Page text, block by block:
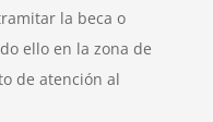
la beca o
ello en la zona de
de atención al